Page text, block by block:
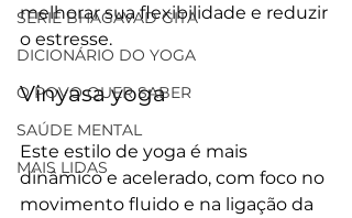
SÉRIE BHAGAVAD GITA
DICIONÁRIO DO YOGA
O POVO QUER SABER
SAÚDE MENTAL
MAIS LIDAS
melhorar sua flexibilidade e reduzir
o estresse.
Vinyasa yoga
Este estilo de yoga é mais
dinâmico e acelerado, com foco no
movimento fluido e na ligação da